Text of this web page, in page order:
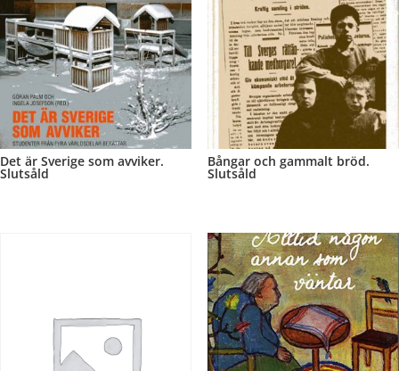
Det är Sverige som avviker.
Slutsåld
Bångar och gammalt bröd.
Slutsåld